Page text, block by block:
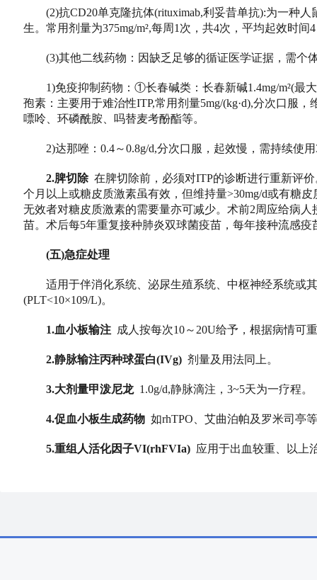
(2)抗CD20单克隆抗体(rituximab,利妥昔单抗):为一种人
生。常用剂量为375mg/m²,每周1次，共4次，平均起效时间
(3)其他二线药物：因缺乏足够的循证医学证据，需个
1)免疫抑制药物：①长春碱类：长春新碱1.4mg/m²(最
孢素：主要用于难治性ITP,常用剂量5mg/(kg·d),分次口服
嘌呤、环磷酰胺、吗替麦考酚酯等。
2)达那唑：0.4～0.8g/d,分次口服，起效慢，需持续使
2.脾切除 在脾切除前，必须对ITP的诊断进行重新评
个月以上或糖皮质激素虽有效，但维持量>30mg/d或有糖
无效者对糖皮质激素的需要量亦可减少。术前2周应给病
苗。术后每5年重复接种肺炎双球菌疫苗，每年接种流感疫
(五)急症处理
适用于伴消化系统、泌尿生殖系统、中枢神经系统或
(PLT<10×109/L)。
1.血小板输注成人按每次10～20U给予，根据病情可
2.静脉输注丙种球蛋白(IVg) 剂量及用法同上。
3.大剂量甲泼尼龙1.0g/d,静脉滴注，3~5天为一疗程。
4.促血小板生成药物如rhTPO、艾曲泊帕及罗米司亭
5.重组人活化因子VI(rhFVIa) 应用于出血较重、以上